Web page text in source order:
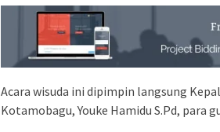
Acara wisuda ini dipimpin langsung
Kotamobagu, Youke Hamidu S.Pd, para